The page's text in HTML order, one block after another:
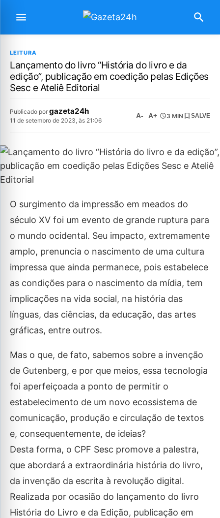
LEITURA
Lançamento do livro “História do livro e da
edição”, publicação em coedição pelas Edições
Sesc e Ateliê Editorial
Publicado por gazeta24h
11 de setembro de 2023, às 21:06
A- A+ 3 MIN SALVE
O surgimento da impressão em meados do
século XV foi um evento de grande ruptura para
o mundo ocidental. Seu impacto, extremamente
amplo, prenuncia o nascimento de uma cultura
impressa que ainda permanece, pois estabelece
as condições para o nascimento da mídia, tem
implicações na vida social, na história das
línguas, das ciências, da educação, das artes
gráficas, entre outros.
Mas o que, de fato, sabemos sobre a invenção
de Gutenberg, e por que meios, essa tecnologia
foi aperfeiçoada a ponto de permitir o
estabelecimento de um novo ecossistema de
comunicação, produção e circulação de textos
e, consequentemente, de ideias?
Desta forma, o CPF Sesc promove a palestra,
que abordará a extraordinária história do livro,
da invenção da escrita à revolução digital.
Realizada por ocasião do lançamento do livro
História do Livro e da Edição, publicação em